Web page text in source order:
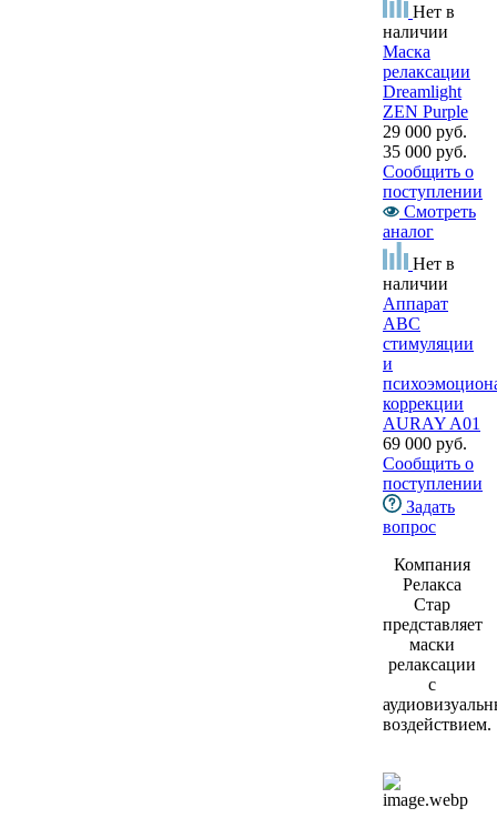
Нет в
наличии
Маска
релаксации
Dreamlight
ZEN Purple
29 000 руб.
35 000 руб.
Сообщить о
поступлении
Смотреть
аналог
Нет в
наличии
Аппарат
АВС
стимуляции
и
коррекции
AURAY A01
69 000 руб.
Сообщить о
поступлении
Задать
вопрос
Компания
Релакса
Стар
представляет
маски
релаксации
с
воздействием.